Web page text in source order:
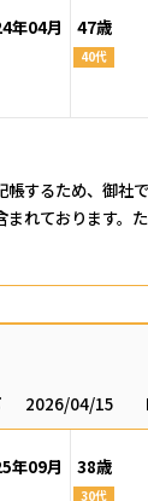
年04月 47歳
40代
するため、御社
れております。
2026/04/15
年09月 38歳
30代